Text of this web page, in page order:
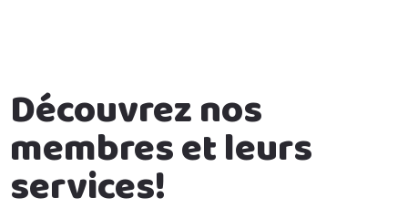
Découvrez nos
membres et leurs
services!